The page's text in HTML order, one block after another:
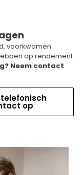
voorkwamen
op rendement
Neem contact
op